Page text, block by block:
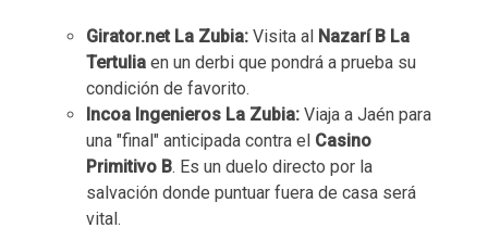
Girator.net La Zubia: Visita al Nazarí B La
Tertulia en un derbi que pondrá a prueba su
condición de favorito.
Incoa Ingenieros La Zubia: Viaja a Jaén para
una "final" anticipada contra el Casino
Primitivo B. Es un duelo directo por la
salvación donde puntuar fuera de casa será
vital.